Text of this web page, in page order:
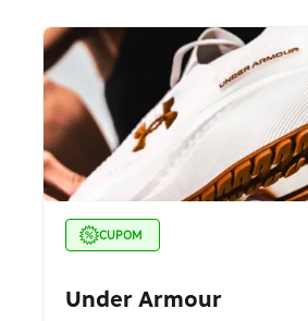
CUPOM
Under Armour